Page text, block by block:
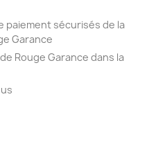
paiement sécurisés de la
Garance
Rouge Garance dans la